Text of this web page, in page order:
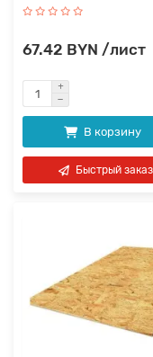
67.42 BYN /лист
В корзину
Быстрый заказ